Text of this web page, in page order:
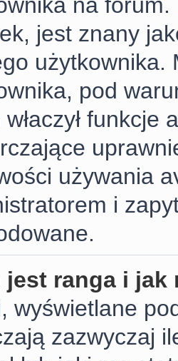
na
jest znany
użytkownika.
pod
funkcje
używania
i
jest ranga i jak
wyświetlane
zazwyczaj